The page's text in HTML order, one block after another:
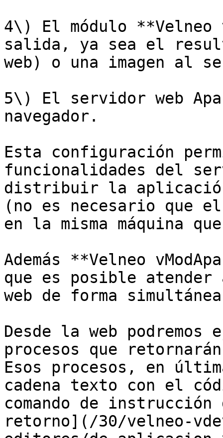
4\) El módulo **Velneo
salida, ya sea el
web) o una imagen al
5\) El servidor web
navegador.
Esta configuración
funcionalidades del
distribuir la aplicación
(no es necesario que
en la misma máquina
Además **Velneo
que es posible
web de forma
Desde la web
procesos que
Esos procesos, en
cadena texto con el
comando de
retorno](/30/velneo-